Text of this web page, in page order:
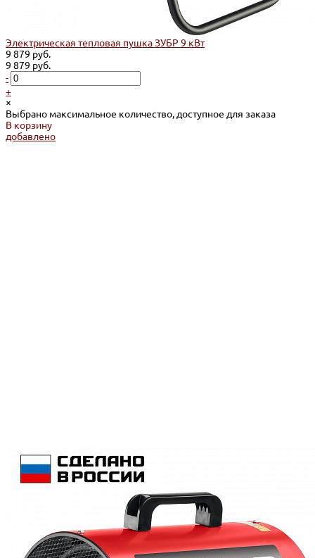
Электрическая тепловая пушка ЗУБР 9 кВт
9 879 руб.
9 879 руб.
-
+
×
Выбрано максимальное количество, доступное для заказа
В корзину
добавлено